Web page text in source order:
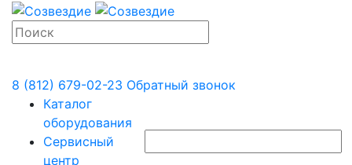
8 (812) 679-02-23 Обратный звонок
Каталог
оборудования
Сервисный
центр